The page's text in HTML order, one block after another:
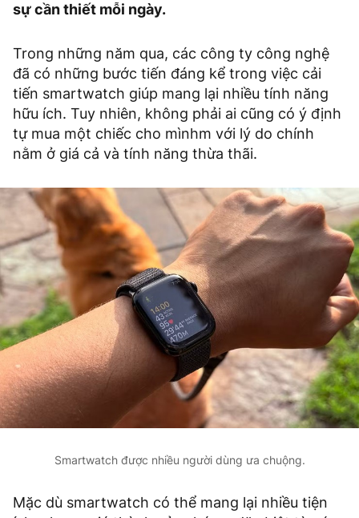
sự cần thiết mỗi ngày.
Trong những năm qua, các công ty công nghệ
đã có những bước tiến đáng kể trong việc cải
tiến smartwatch giúp mang lại nhiều tính năng
hữu ích. Tuy nhiên, không phải ai cũng có ý định
tự mua một chiếc cho mìnhm với lý do chính
nằm ở giá cả và tính năng thừa thãi.
Smartwatch được nhiều người dùng ưa chuộng.
Mặc dù smartwatch có thể mang lại nhiều tiện